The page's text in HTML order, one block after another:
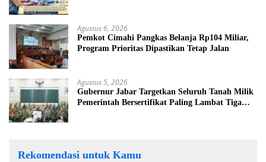
Agustus 6, 2026
Pemkot Cimahi Pangkas Belanja Rp104 Miliar,
Program Prioritas Dipastikan Tetap Jalan
Agustus 5, 2026
Gubernur Jabar Targetkan Seluruh Tanah Milik
Pemerintah Bersertifikat Paling Lambat Tiga
Rekomendasi untuk Kamu